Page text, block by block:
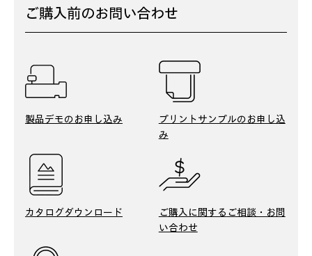
ご購入前のお問い合わせ
製品デモのお申し込み プリントサンプルのお申し込
み
カタログダウンロード ご購入に関する ご相談・お問
い合わせ